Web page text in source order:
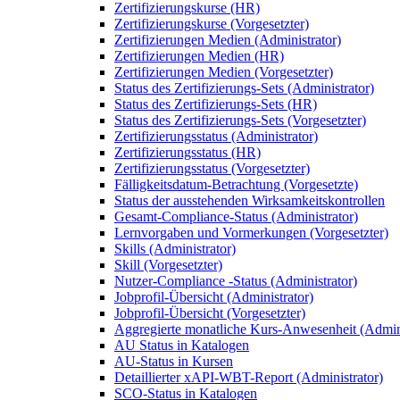
Zertifizierungskurse (HR)
Zertifizierungskurse (Vorgesetzter)
Zertifizierungen Medien (Administrator)
Zertifizierungen Medien (HR)
Zertifizierungen Medien (Vorgesetzter)
Status des Zertifizierungs-Sets (Administrator)
Status des Zertifizierungs-Sets (HR)
Status des Zertifizierungs-Sets (Vorgesetzter)
Zertifizierungsstatus (Administrator)
Zertifizierungsstatus (HR)
Zertifizierungsstatus (Vorgesetzter)
Fälligkeitsdatum-Betrachtung (Vorgesetzte)
Status der ausstehenden Wirksamkeitskontrollen
Gesamt-Compliance-Status (Administrator)
Lernvorgaben und Vormerkungen (Vorgesetzter)
Skills (Administrator)
Skill (Vorgesetzter)
Nutzer-Compliance -Status (Administrator)
Jobprofil-Übersicht (Administrator)
Jobprofil-Übersicht (Vorgesetzter)
Aggregierte monatliche Kurs-Anwesenheit
AU Status in Katalogen
AU-Status in Kursen
Detaillierter xAPI-WBT-Report (Administrator)
SCO-Status in Katalogen